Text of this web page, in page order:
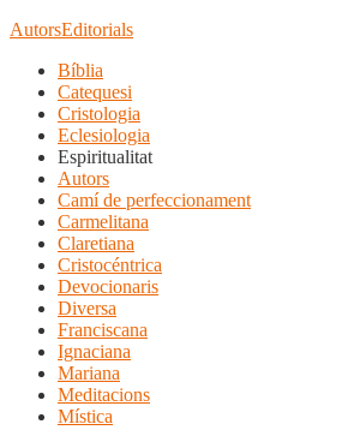
AutorsEditorials
Bíblia
Catequesi
Cristologia
Eclesiologia
Espiritualitat
Autors
Camí de perfeccionament
Carmelitana
Claretiana
Cristocéntrica
Devocionaris
Diversa
Franciscana
Ignaciana
Mariana
Meditacions
Mística